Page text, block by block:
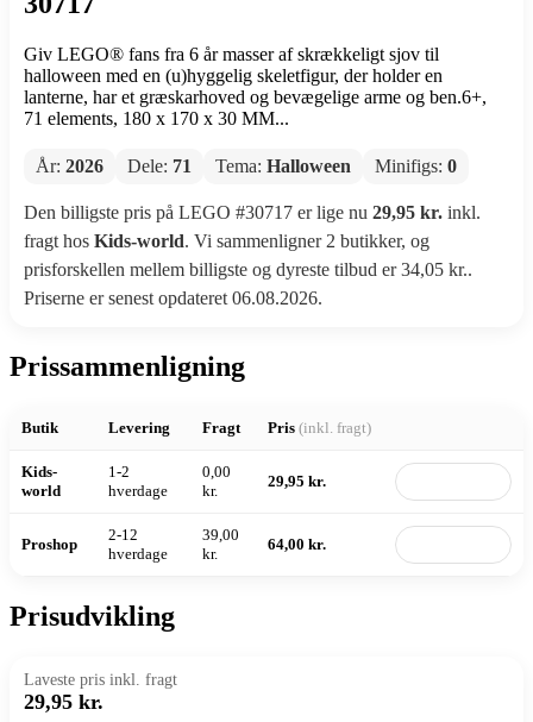
Giv LEGO® fans fra 6 år masser af skrækkeligt sjov til
halloween med en (u)hyggelig skeletfigur, der holder en
lanterne, har et græskarhoved og bevægelige arme og ben.6+,
71 elements, 180 x 170 x 30 MM...
År: 2026 Dele: 71 Tema: Halloween Minifigs: 0
Den billigste pris på LEGO #30717 er lige nu 29,95 kr. inkl.
fragt hos Kids-world. Vi sammenligner 2 butikker, og
prisforskellen mellem billigste og dyreste tilbud er 34,05 kr..
Priserne er senest opdateret 06.08.2026.
Prissammenligning
Butik Levering Fragt Pris (inkl. fragt)
Kids-
world
1-2
hverdage
0,00
kr.
29,95 kr.
Proshop
2-12
hverdage
39,00
kr.
64,00 kr.
Prisudvikling
Laveste pris inkl. fragt
29,95 kr.